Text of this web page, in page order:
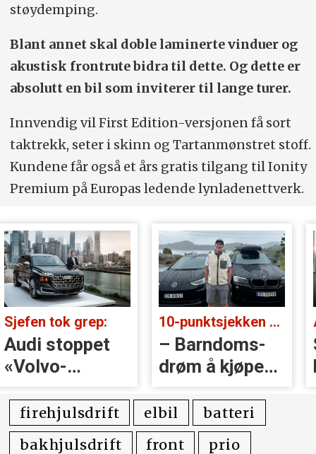
støydemping.
Blant annet skal doble laminerte vinduer og
akustisk frontrute bidra til dette. Og dette er
absolutt en bil som inviterer til lange turer.
Innvendig vil First Edition-versjonen få sort
taktrekk, seter i skinn og Tartanmønstret stoff.
Kundene får også et års gratis tilgang til Ionity
Premium på Europas ledende lynladenettverk.
Sjefen tok grep:
Audi stoppet
«Volvo-
håndtak» rett
før lansering
10-punktsjekken med Christian Paasche:
– Barndoms­
drøm å kjøpe
BMW
firehjulsdrift elbil
batteri
bakhjulsdrift
front
prio